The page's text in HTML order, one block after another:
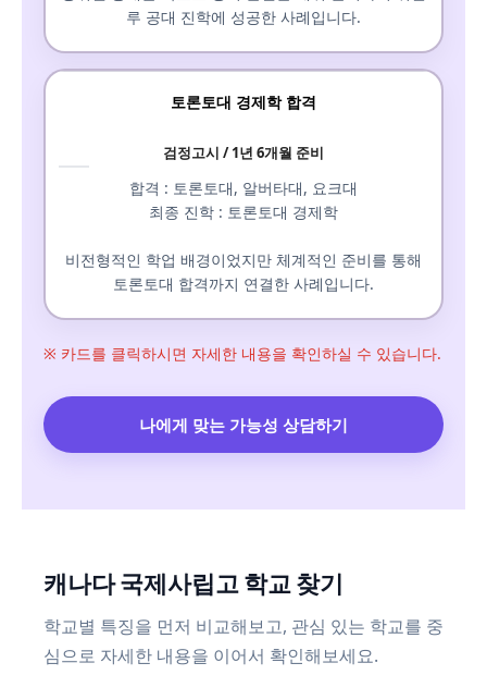
루 공대 진학에 성공한 사례입니다.
토론토대 경제학 합격
검정고시 / 1년 6개월 준비
합격 : 토론토대, 알버타대, 요크대
최종 진학 : 토론토대 경제학
비전형적인 학업 배경이었지만 체계적인 준비를 통해
토론토대 합격까지 연결한 사례입니다.
※ 카드를 클릭하시면 자세한 내용을 확인하실 수 있습니다.
나에게 맞는 가능성 상담하기
캐나다 국제사립고 학교 찾기
학교별 특징을 먼저 비교해보고, 관심 있는 학교를 중
심으로 자세한 내용을 이어서 확인해보세요.